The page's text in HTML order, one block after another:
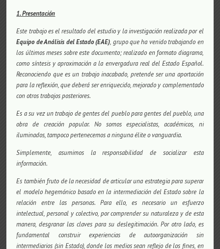
1. Presentación
Este trabajo es el resultado del estudio y la investigación realizada por el
Equipo de Análisis del Estado (EAE), grupo que ha venido trabajando en
los últimos meses sobre este documento; realizado en formato diagrama,
como síntesis y aproximación a la envergadura real del Estado Español.
Reconociendo que es un trabajo inacabado, pretende ser una aportación
para la reflexión, que deberá ser enriquecido, mejorado y complementado
con otros trabajos posteriores.
Es a su vez un trabajo de gentes del pueblo para gentes del pueblo, una
obra de creación popular. No somos especialistas, académicos, ni
iluminados, tampoco pertenecemos a ninguna élite o vanguardia.
Simplemente, asumimos la responsabilidad de socializar esta
información.
Es también fruto de la necesidad de articular una estrategia para superar
el modelo hegemónico basado en la intermediación del Estado sobre la
relación entre las personas. Para ello, es necesario un esfuerzo
intelectual, personal y colectivo, por comprender su naturaleza y de esta
manera, desgranar las claves para su deslegitimación. Por otro lado, es
fundamental construir experiencias de autoorganización sin
intermediarios (sin Estado), donde los medios sean reflejo de los fines, en